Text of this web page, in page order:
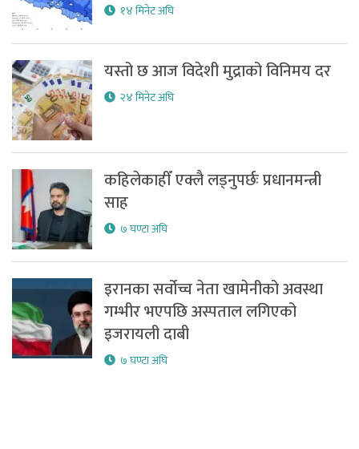
१४ मिनेट अघि
यस्तो छ आज विदेशी मुद्राको विनिमय दर
२४ मिनेट अघि
कहिलेकाहीँ एक्लै लड्नुपर्छः प्रधानमन्त्री
साह
७ घण्टा अघि
इरानका सर्वोच्च नेता खामेनीको अवस्था
गम्भीर भएपछि अस्पताल लगिएको
इजरायली दाबी
७ घण्टा अघि